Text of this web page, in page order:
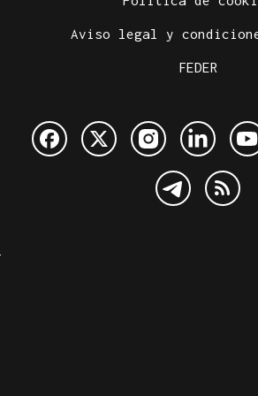
Aviso legal y
FEDER